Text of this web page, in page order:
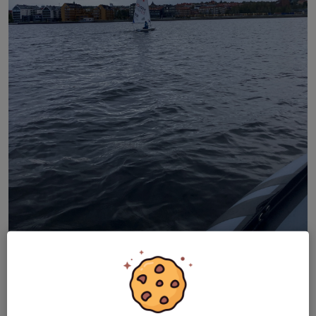
Storsjöns Segelsällskap anordnar vuxensegling varje fredag kl.
18.00 från juni till september – så länge vädret tillåter.